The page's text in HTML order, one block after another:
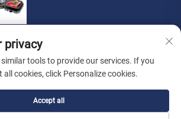
Luoqi Appliance Co., Ltd. kaikki
pidätetäänTietosuojakäytäntö
privacy
tools to provide our services. If you
cookies, click Personalize cookies.
Accept all